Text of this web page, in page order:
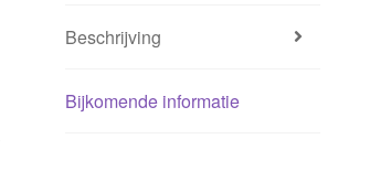
Beschrijving
Bijkomende informatie